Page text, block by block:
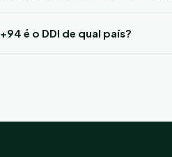
+94 é o DDI de qual país?